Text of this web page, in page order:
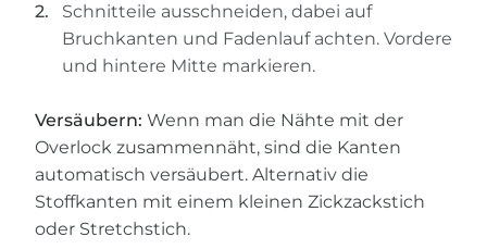
Schnitteile ausschneiden, dabei auf
Bruchkanten und Fadenlauf achten. Vordere
und hintere Mitte markieren.
Versäubern: Wenn man die Nähte mit der
Overlock zusammennäht, sind die Kanten
automatisch versäubert. Alternativ die
Stoffkanten mit einem kleinen Zickzackstich
oder Stretchstich.